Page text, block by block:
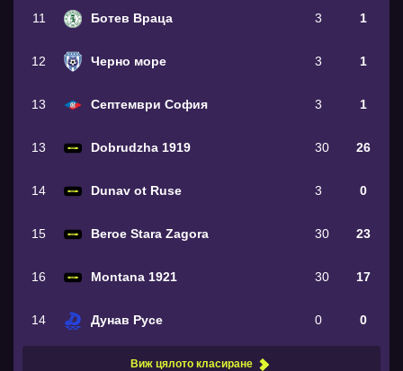
11 Ботев Враца 3 1
12 Черно море 3 1
13 Септември София 3 1
13 Dobrudzha 1919 30 26
14 Dunav ot Ruse 3 0
15 Beroe Stara Zagora 30 23
16 Montana 1921 30 17
14 Дунав Русе 0 0
Виж цялото класиране